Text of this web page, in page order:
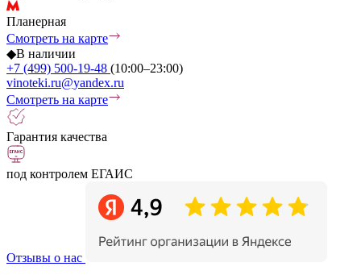
Планерная
Смотреть на карте
◆В наличии
+7 (499) 500-19-48 (10:00–23:00)
vinoteki.ru@yandex.ru
Смотреть на карте
Гарантия качества
под контролем ЕГАИС
Отзывы о нас